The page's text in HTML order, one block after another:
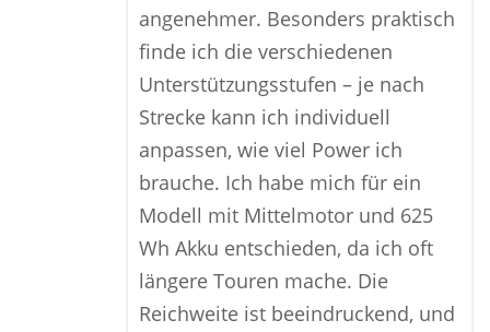
angenehmer. Besonders praktisch
finde ich die verschiedenen
Unterstützungsstufen – je nach
Strecke kann ich individuell
anpassen, wie viel Power ich
brauche. Ich habe mich für ein
Modell mit Mittelmotor und 625
Wh Akku entschieden, da ich oft
längere Touren mache. Die
Reichweite ist beeindruckend, und